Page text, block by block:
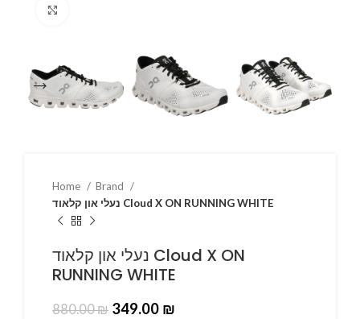
Home
Brand
נעלי און קלאוד Cloud X ON RUNNING WHITE
נעלי און קלאוד Cloud X ON
RUNNING WHITE
880.00₪ 349.00 ₪